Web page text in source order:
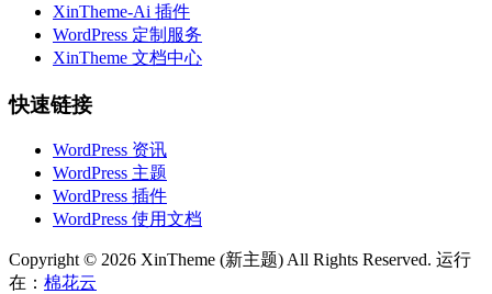
XinTheme-Ai 插件
WordPress 定制服务
XinTheme 文档中心
快速链接
WordPress 资讯
WordPress 主题
WordPress 插件
WordPress 使用文档
Copyright © 2026 XinTheme (新主题) All Rights Reserved. 运行
在： 棉花云